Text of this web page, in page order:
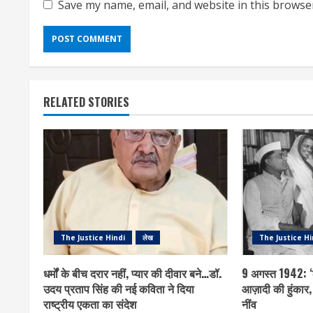
Save my name, email, and website in this
RELATED STORIES
The Justice Hindi लेख
धर्मों के बीच दरार नहीं, प्यार की दीवार बने…डॉ.
उदय प्रताप सिंह की नई कविता ने दिया
राष्ट्रीय एकता का संदेश
The Justice
9 अगस्त 1942:
आज़ादी की
नींव